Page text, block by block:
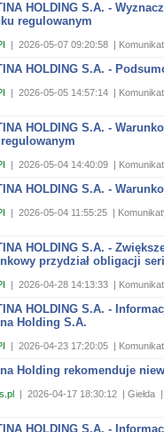
HOLDING S.A. -
regulowanym
| 2026-05-07 09:20:58 |
HOLDING S.A. -
| 2026-05-05 14:57:14 |
HOLDING S.A. -
| 2026-05-04 14:40:09 |
HOLDING S.A. -
| 2026-05-04 11:55:25 |
HOLDING S.A. -
przydział obligacji
| 2026-04-28 14:13:33 |
HOLDING S.A. -
Holding S.A.
| 2026-04-23 17:20:05 |
Holding rekomenduje
| 2026-04-17 18:30:12 | Giełda |
HOLDING S.A. -